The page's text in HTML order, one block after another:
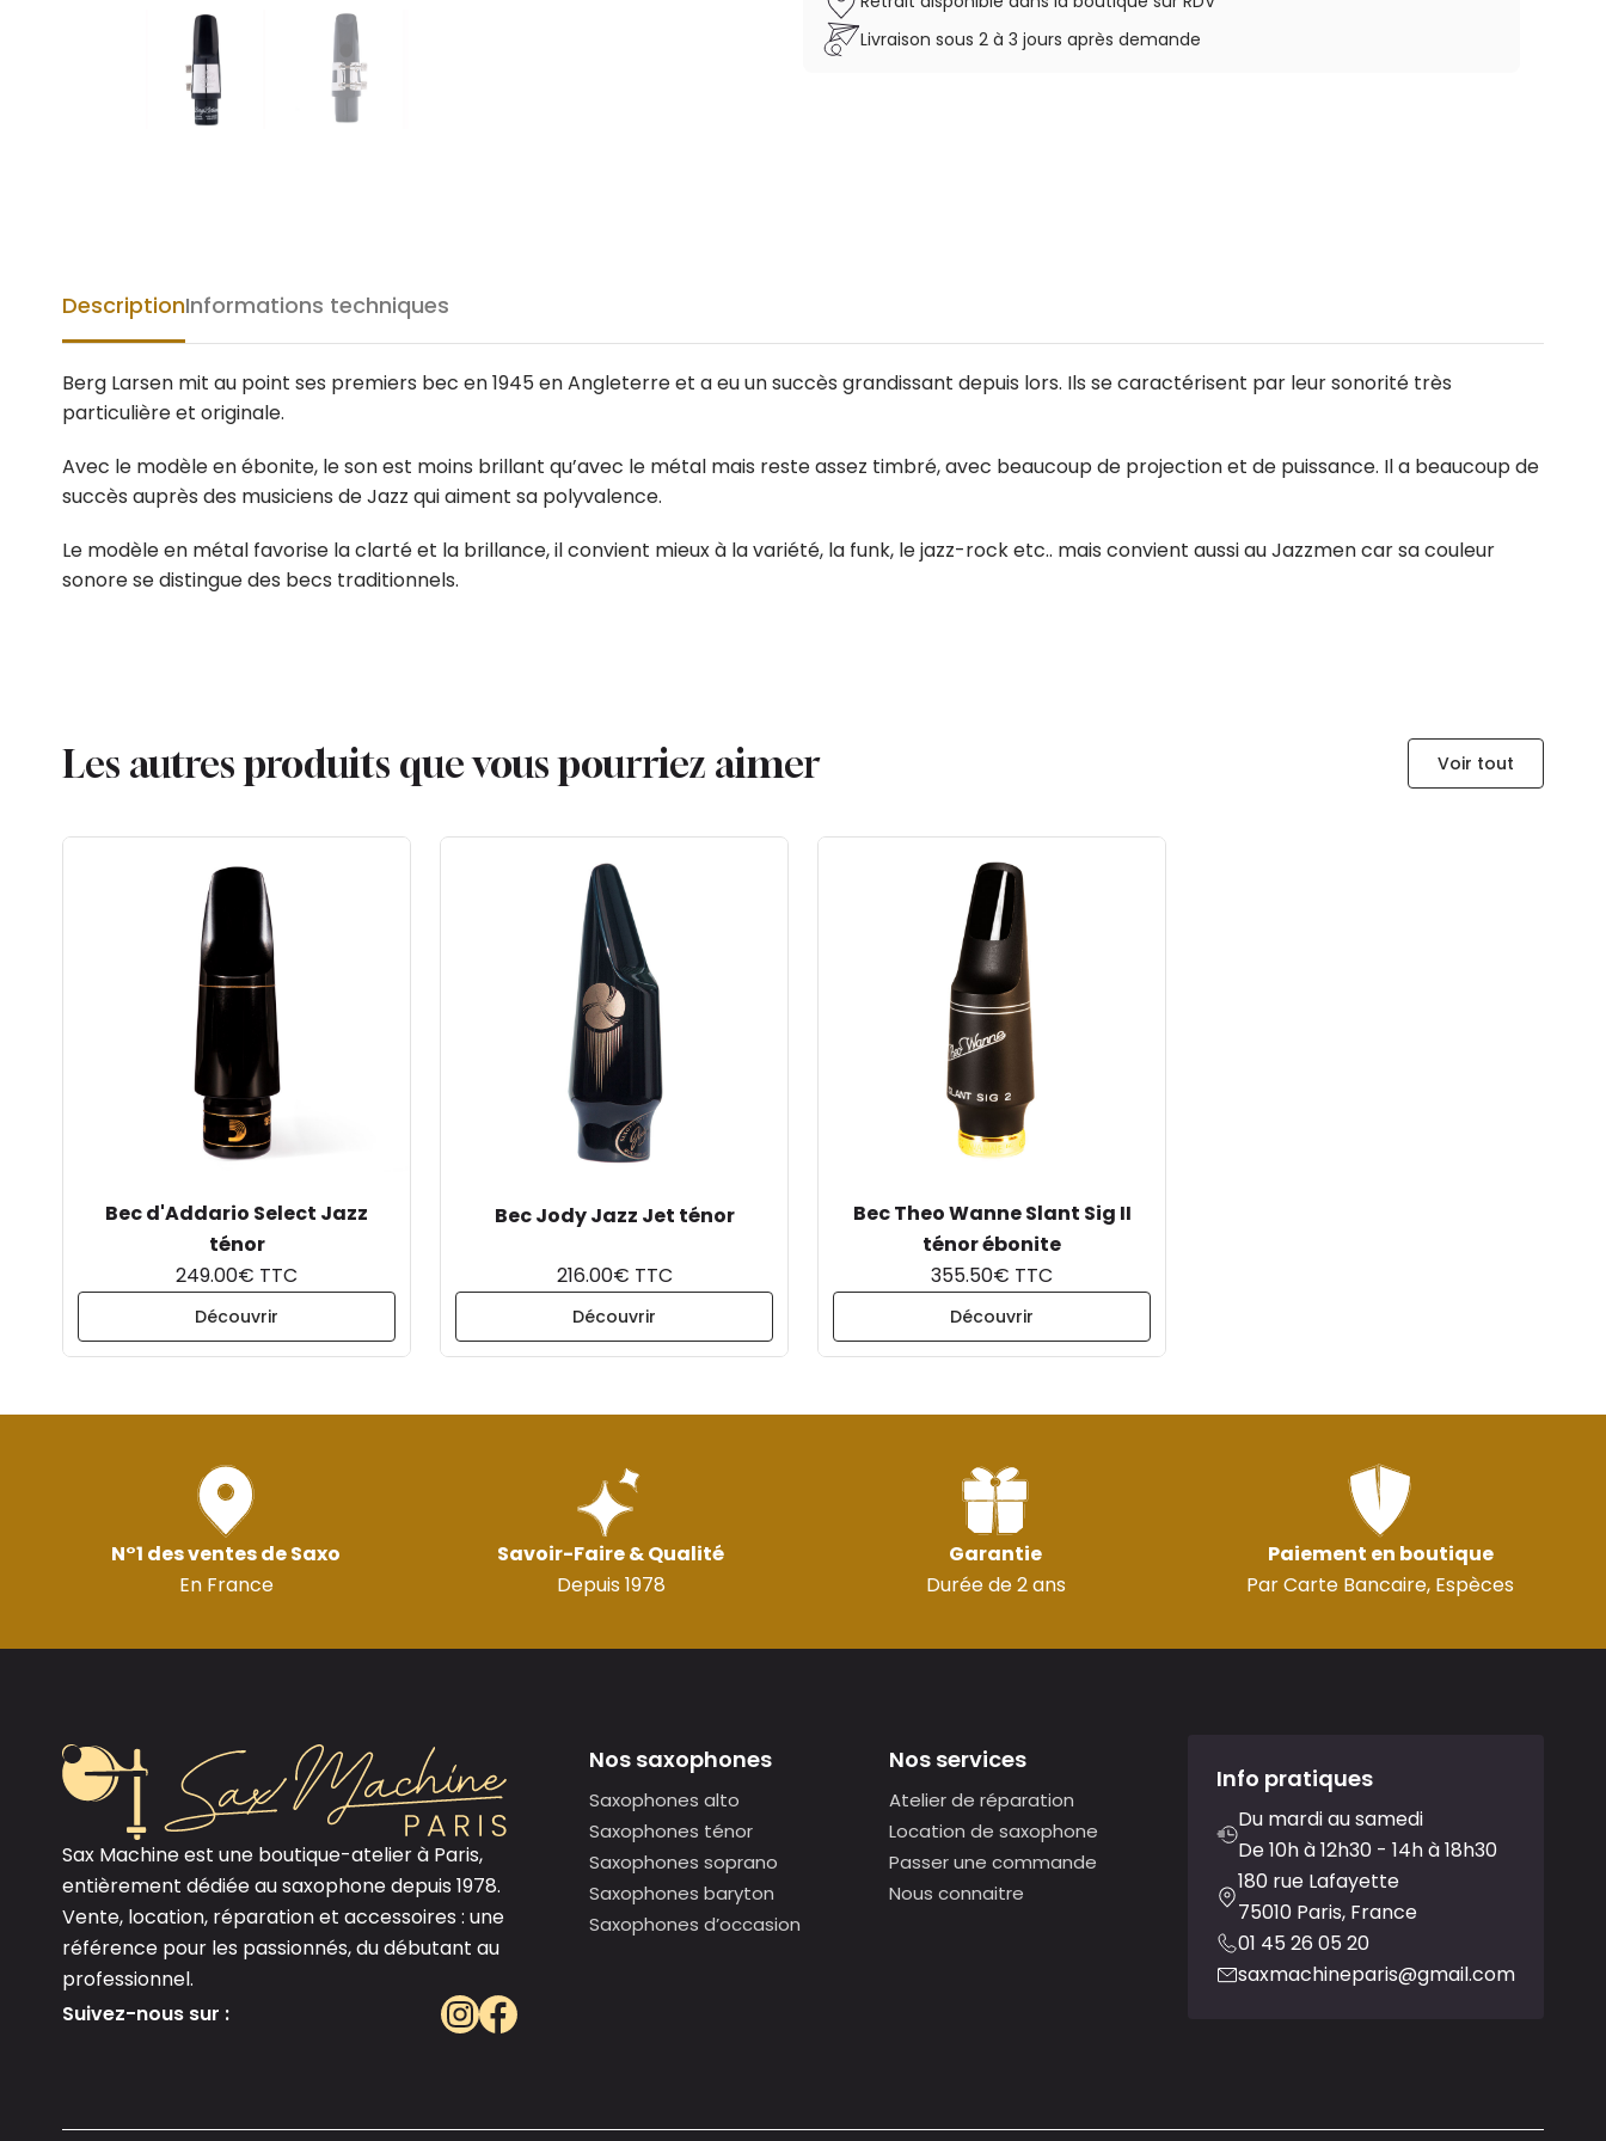
Livraison sous 2 à 3 jours après demande
DescriptionInformations techniques
Berg Larsen mit au point ses premiers bec en 1945 en Angleterre et a eu un succès grandissant depuis lors. Ils se caractérisent par leur sonorité très
particulière et originale.
Avec le modèle en ébonite, le son est moins brillant qu’avec le métal mais reste assez timbré, avec beaucoup de projection et de puissance. Il a beaucoup de
succès auprès des musiciens de Jazz qui aiment sa polyvalence.
Le modèle en métal favorise la clarté et la brillance, il convient mieux à la variété, la funk, le jazz-rock etc.. mais convient aussi au Jazzmen car sa couleur
sonore se distingue des becs traditionnels.
Les autres produits que vous pourriez aimer Voir tout
Bec d'Addario Select Jazz
ténor
249.00€ TTC
Découvrir
Bec Jody Jazz Jet ténor
216.00€ TTC
Découvrir
Bec Theo Wanne Slant Sig II
ténor ébonite
355.50€ TTC
Découvrir
N°1 des ventes de Saxo
En France
Savoir-Faire & Qualité
Depuis 1978
Garantie
Durée de 2 ans
Paiement en boutique
Par Carte Bancaire, Espèces
Sax Machine est une boutique-atelier à Paris,
entièrement dédiée au saxophone depuis 1978.
Vente, location, réparation et accessoires : une
référence pour les passionnés, du débutant au
professionnel.
Suivez-nous sur :
Nos saxophones
Saxophones alto
Saxophones ténor
Saxophones soprano
Saxophones baryton
Saxophones d’occasion
Nos services
Atelier de réparation
Location de saxophone
Passer une commande
Nous connaitre
Info pratiques
Du mardi au samedi
De 10h à 12h30 - 14h à 18h30
180 rue Lafayette
75010 Paris, France
01 45 26 05 20
saxmachineparis@gmail.com